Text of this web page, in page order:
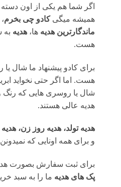
اگر شما هم یکی از اون
همیشه میگیکادو چی بخرم
ماندگارترین هدیه ها، هدیه
هست.
برای کادو پیشنهاد ما شال
هست. اما اگر حتی نخواید
شال یا روسری هایی که رنگ
هدیه عالی هستند.
هدیه تولد، هدیه روز زن،
و برای همه اونایی که نمیدونن
برای ثبت سفارش بصورت
پک های هدیه ما را به سبد